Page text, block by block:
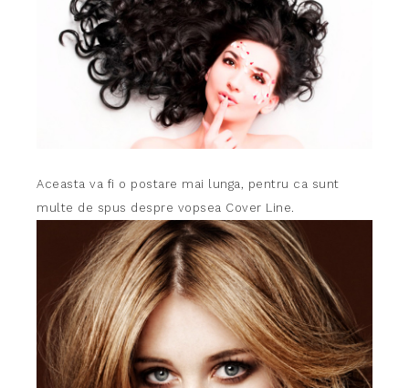
Aceasta va fi o postare mai lunga, pentru ca sunt
multe de spus despre vopsea Cover Line.